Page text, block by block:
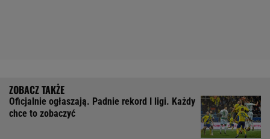
Oficjalnie ogłaszają. Padnie rekord I ligi. Każdy
chce to zobaczyć